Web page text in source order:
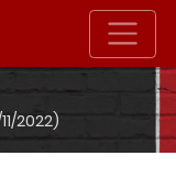
2022)